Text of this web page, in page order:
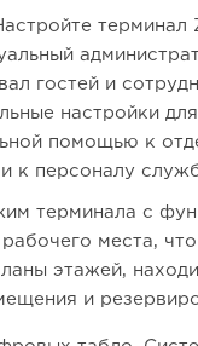
терминал
гостей и
настройки
помощью к
к персоналу
терминала с
места,
этажей,
и